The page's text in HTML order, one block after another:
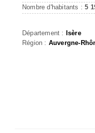
Nombre d'habitants :5
Département : Isère
Région : Auvergne-